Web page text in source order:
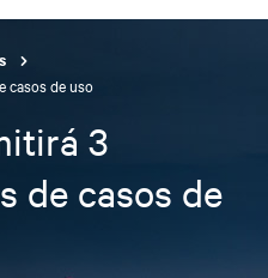
casos de uso
3
de casos de